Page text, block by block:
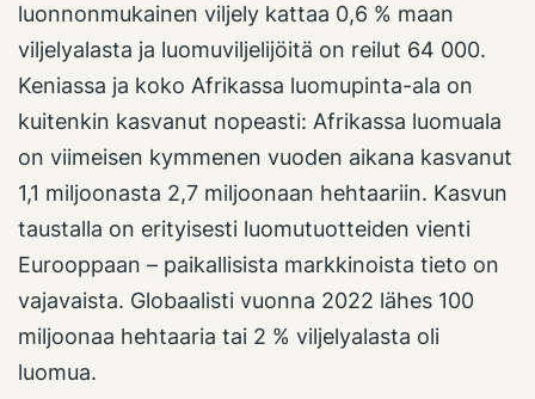
luonnonmukainen viljely kattaa 0,6 % maan
viljelyalasta ja luomuviljelijöitä on reilut 64 000.
Keniassa ja koko Afrikassa luomupinta-ala on
kuitenkin kasvanut nopeasti: Afrikassa luomuala
on viimeisen kymmenen vuoden aikana kasvanut
1,1 miljoonasta 2,7 miljoonaan hehtaariin. Kasvun
taustalla on erityisesti luomutuotteiden vienti
Eurooppaan – paikallisista markkinoista tieto on
vajavaista. Globaalisti vuonna 2022 lähes 100
miljoonaa hehtaaria tai 2 % viljelyalasta oli
luomua.